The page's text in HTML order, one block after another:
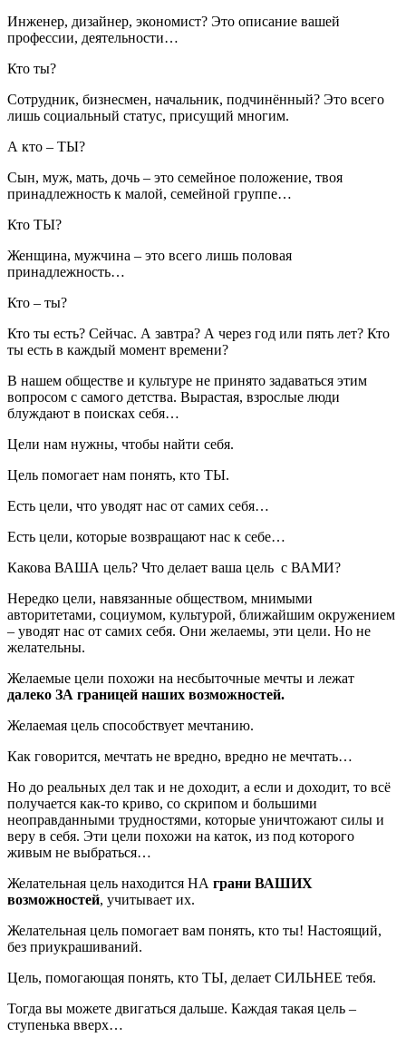
Инженер, дизайнер, экономист? Это описание вашей
профессии, деятельности…
Кто ты?
Сотрудник, бизнесмен, начальник, подчинённый? Это всего
лишь социальный статус, присущий многим.
А кто – ТЫ?
Сын, муж, мать, дочь – это семейное положение, твоя
принадлежность к малой, семейной группе…
Кто ТЫ?
Женщина, мужчина – это всего лишь половая
принадлежность…
Кто – ты?
Кто ты есть? Сейчас. А завтра? А через год или пять лет? Кто
ты есть в каждый момент времени?
В нашем обществе и культуре не принято задаваться этим
вопросом с самого детства. Вырастая, взрослые люди
блуждают в поисках себя…
Цели нам нужны, чтобы найти себя.
Цель помогает нам понять, кто ТЫ.
Есть цели, что уводят нас от самих себя…
Есть цели, которые возвращают нас к себе…
Какова ВАША цель? Что делает ваша цель с ВАМИ?
Нередко цели, навязанные обществом, мнимыми
авторитетами, социумом, культурой, ближайшим окружением
– уводят нас от самих себя. Они желаемы, эти цели. Но не
желательны.
Желаемые цели похожи на несбыточные мечты и лежат
далеко ЗА границей наших возможностей.
Желаемая цель способствует мечтанию.
Как говорится, мечтать не вредно, вредно не мечтать…
Но до реальных дел так и не доходит, а если и доходит, то всё
получается как-то криво, со скрипом и большими
неоправданными трудностями, которые уничтожают силы и
веру в себя. Эти цели похожи на каток, из под которого
живым не выбраться…
Желательная цель находится НА грани ВАШИХ
возможностей, учитывает их.
Желательная цель помогает вам понять, кто ты! Настоящий,
без приукрашиваний.
Цель, помогающая понять, кто ТЫ, делает СИЛЬНЕЕ тебя.
Тогда вы можете двигаться дальше. Каждая такая цель –
ступенька вверх…